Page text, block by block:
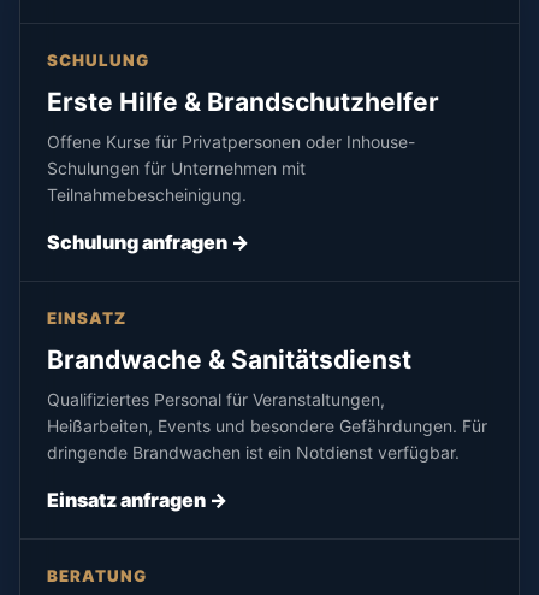
SCHULUNG
Erste Hilfe & Brandschutzhelfer
Offene Kurse für Privatpersonen oder Inhouse-
Schulungen für Unternehmen mit
Teilnahmebescheinigung.
Schulung anfragen ->
EINSATZ
Brandwache & Sanitätsdienst
Qualifiziertes Personal für Veranstaltungen,
Heißarbeiten, Events und besondere Gefährdungen. Für
dringende Brandwachen ist ein Notdienst verfügbar.
Einsatz anfragen ->
BERATUNG